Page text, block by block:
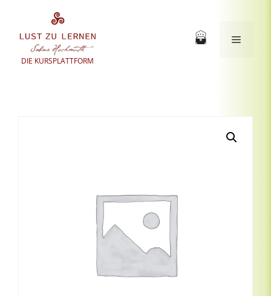
springen
DIE KURSPLATTFORM
Menü